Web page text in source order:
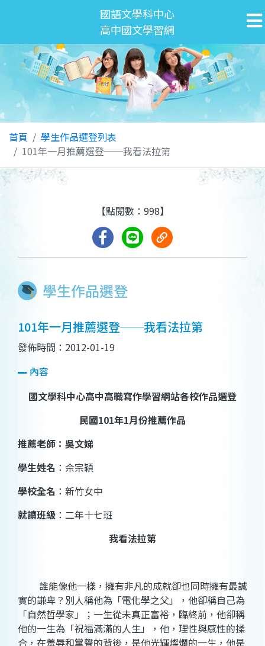
國語文學科中心
高中國文學習網
首頁
學生作品選登列表
101年一月推薦選登──我看法拉第
學生作品選登
【點閱數：998】
101年一月推薦選登──我看法拉第
發佈時間：2012-01-19
內容
國文學科中心高中高職寫作學習網站各校作品選登
民國101年1月份推薦作品
推薦老師：吳文娣
學生姓名 ：佘宗穎
學校全名 ：新竹女中
就讀班級 ：二年十七班
我看法拉第
誰能像他一樣，擁有非凡的成就卻也同時擁有最誠
實的謙卑？別人稱他為「電化學之父」，他卻稱自己為
「自然哲學家」；一生從未真正富裕，臨終前，他卻稱
他的一生為「祝福滿滿的人生」，他，理性與感性的揉
合，在羞辱和掌聲的背後，是他光輝燦爛的一生，他是